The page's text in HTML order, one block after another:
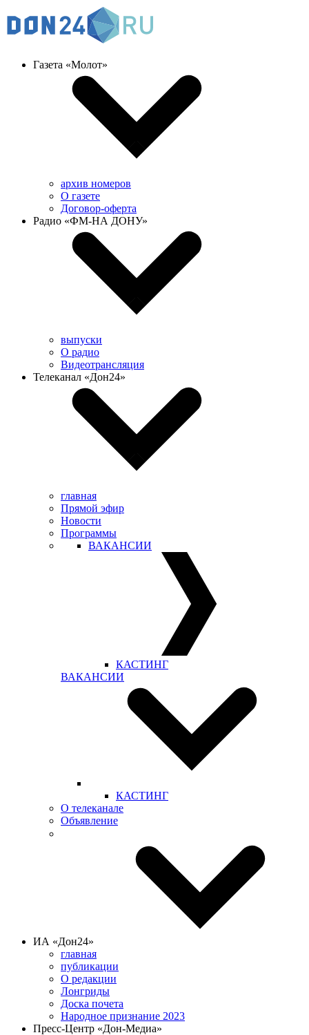
Газета «Молот»
архив номеров
О газете
Договор-оферта
Радио «ФМ-НА ДОНУ»
выпуски
О радио
Видеотрансляция
Телеканал «Дон24»
главная
Прямой эфир
Новости
Программы
ВАКАНСИИ
КАСТИНГ
ВАКАНСИИ
КАСТИНГ
О телеканале
Объявление
ИА «Дон24»
главная
публикации
О редакции
Лонгриды
Доска почета
Народное признание 2023
Пресс-Центр «Дон-Медиа»